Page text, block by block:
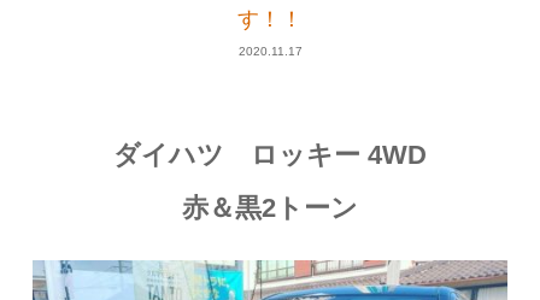
す！！
2020.11.17
ダイハツ ロッキー 4WD
赤＆黒2トーン